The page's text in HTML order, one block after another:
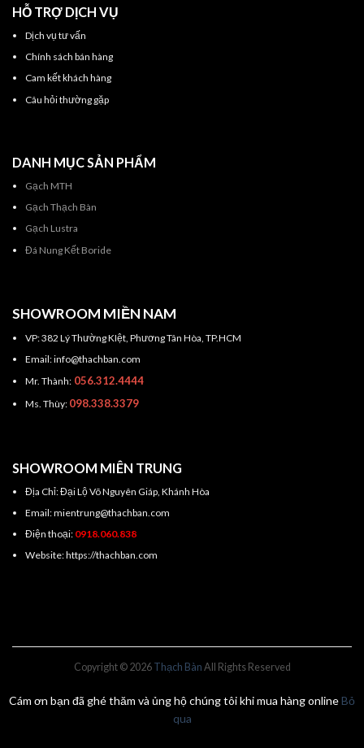
HỖ TRỢ DỊCH VỤ
Dịch vụ tư vấn
Chính sách bán hàng
Cam kết khách hàng
Câu hỏi thường gặp
DANH MỤC SẢN PHẨM
Gạch MTH
Gạch Thạch Bàn
Gạch Lustra
Đá Nung Kết Boride
SHOWROOM MIỀN NAM
VP: 382 Lý Thường KIệt, Phương Tân Hòa, TP.HCM
Email: info@thachban.com
Mr. Thành:056.312.4444
Ms. Thùy: 098.338.3379
SHOWROOM MIÊN TRUNG
Địa Chỉ: Đại Lộ Võ Nguyên Giáp, Khánh Hòa
Email: mientrung@thachban.com
Điện thoại: 0918.060.838
Website: https://thachban.com
Copyright © 2026 Thạch Bàn All Rights Reserved
Cám ơn bạn đã ghé thăm và ủng hộ chúng tôi khi mua hàng online Bỏ
qua